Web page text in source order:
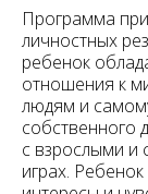
Программа
личностных
ребенок
отношения к
людям и
собственного
с взрослыми и
играх.